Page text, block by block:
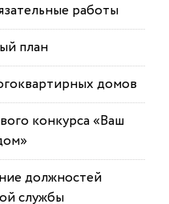
работы
план
домов
конкурса «Ваш
должностей
службы